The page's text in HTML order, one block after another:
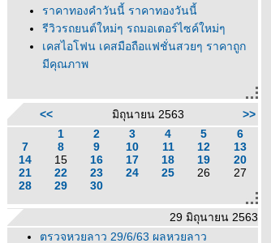
ราคาทองคำวันนี้ ราคาทองวันนี้
รีวิวรถยนต์ใหม่ๆ รถมอเตอร์ไซค์ใหม่ๆ
เคสไอโฟน เคสมือถือแฟชั่นสวยๆ ราคาถูก
มีคุณภาพ
<< มิถุนายน 2563
>>
1
2 3 4 5
6
7
8 9 10 11 12
13
14
15 16 17 18 19
20
21
22 23 24 25 26
27
28
29 30
29 มิถุนายน 2563
ตรวจหวยลาว 29/6/63 ผลหวยลาว